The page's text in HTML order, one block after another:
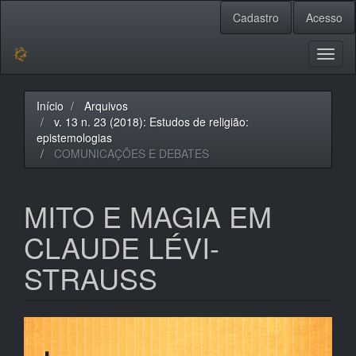
Barra
Lateral
Cadastro Acesso
Início
Arquivos
v. 13 n. 23 (2018): Estudos de religião:
epistemologias
COMUNICAÇÕES E DEBATES
MITO E MAGIA EM
CLAUDE LÉVI-
STRAUSS
Barra